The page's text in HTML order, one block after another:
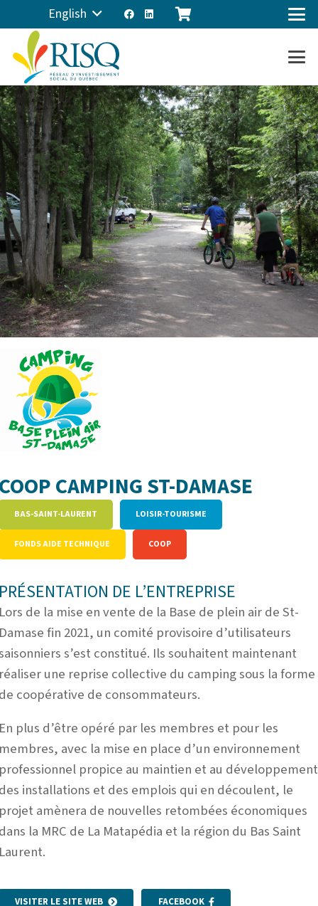
English
CAMPING ST-DAMASE
BAS-SAINT-LAURENT LOISIR-TOURISME
FONDS AIDE TECHNIQUE COOP
DE L’ENTREPRISE
de la mise en vente de la Base de plein air de St-
fin 2021, un comité provisoire d’utilisateurs
s’est constitué. Ils souhaitent maintenant
une reprise collective du camping sous la forme
coopérative de consommateurs.
plus d’être opéré par les membres et pour les
avec la mise en place d’un environnement
propice au maintien et au développement
installations et des emplois qui en découlent, le
amènera de nouvelles retombées économiques
la MRC de La Matapédia et la région du Bas Saint
VISITER LE SITE WEB FACEBOOK